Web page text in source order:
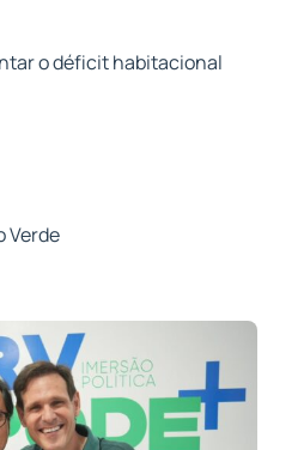
o déficit habitacional
Verde